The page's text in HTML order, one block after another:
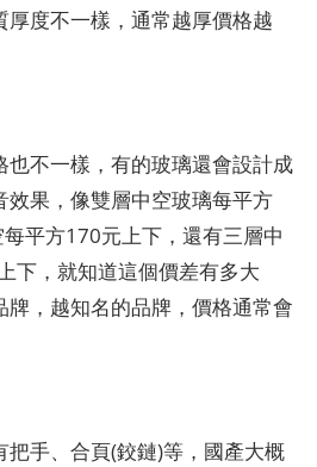
度不一樣，通常越厚價格越
也不一樣，有的玻璃還會設計成
效果，像雙層中空玻璃每平方
平方170元上下，還有三層中
下，就知道這個價差有多大
牌，越知名的品牌，價格通常會
把手、合頁(鉸鏈)等，國產大概